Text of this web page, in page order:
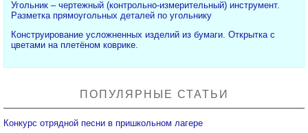
Угольник – чертежный (контрольно-измерительный) инструмент.
Разметка прямоугольных деталей по угольнику
Конструирование усложненных изделий из бумаги. Открытка с
цветами на плетёном коврике.
ПОПУЛЯРНЫЕ СТАТЬИ
Конкурс отрядной песни в пришкольном лагере